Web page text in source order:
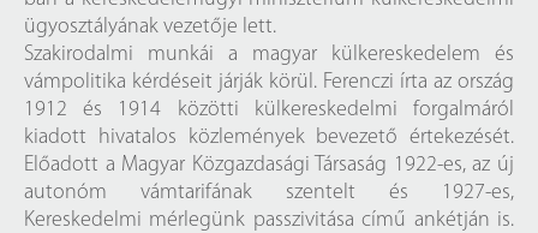
ügyosztályának vezetője lett.
Szakirodalmi munkái a magyar külkereskedelem és
vámpolitika kérdéseit járják körül. Ferenczi írta az ország
1912 és 1914 közötti külkereskedelmi forgalmáról
kiadott hivatalos közlemények bevezető értekezését.
Előadott a Magyar Közgazdasági Társaság 1922-es, az új
autonóm vámtarifának szentelt és 1927-es,
Kereskedelmi mérlegünk passzivitása című ankétján is.